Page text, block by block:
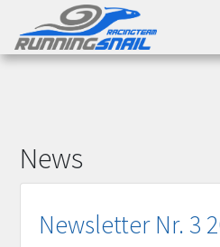
News
Newsletter Nr. 3